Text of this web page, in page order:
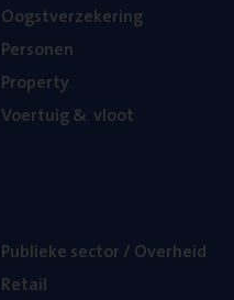
Oogst­ver­ze­ke­ring
Per­so­nen
Pro­per­ty
Voer­tuig& vloot
Publie­ke sec­tor / Overheid
Retail